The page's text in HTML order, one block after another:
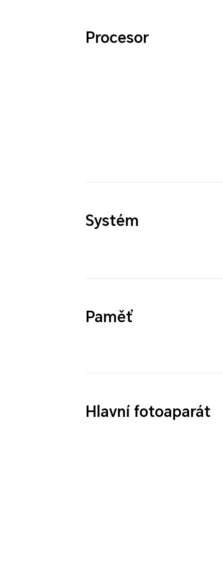
Procesor
Systém
Paměť
Hlavní fotoaparát